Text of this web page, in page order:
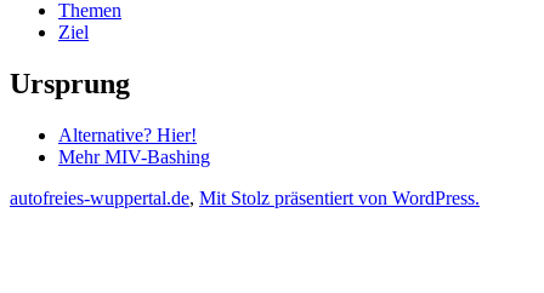
Themen
Ziel
Ursprung
Alternative? Hier!
Mehr MIV-Bashing
autofreies-wuppertal.de, Mit Stolz präsentiert von WordPress.